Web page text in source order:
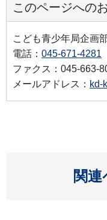
このページへの
こども青少年局企画
電話： 045-671-4281
ファクス：045-663-
メールアドレス： kd-
関